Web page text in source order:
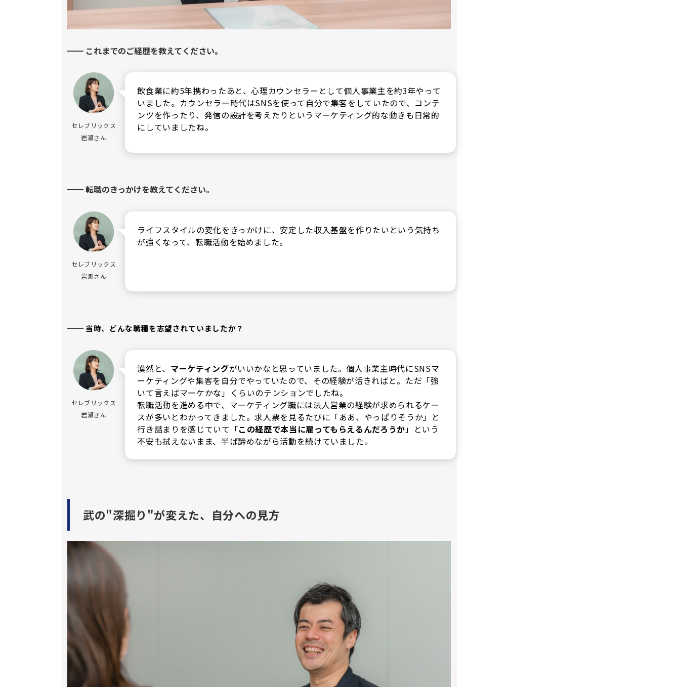
━━ これまでのご経歴を教えてください。
セレブリックス
岩瀬さん
飲食業に約5年携わったあと、心理カウンセラーとして個人事業主を約3年やって
いました。カウンセラー時代はSNSを使って自分で集客をしていたので、コンテ
ンツを作ったり、発信の設計を考えたりというマーケティング的な動きも日常的
にしていましたね。
━━ 転職のきっかけを教えてください。
セレブリックス
岩瀬さん
ライフスタイルの変化をきっかけに、安定した収入基盤を作りたいという気持ち
が強くなって、転職活動を始めました。
━━ 当時、どんな職種を志望されていましたか？
セレブリックス
岩瀬さん
漠然と、 マーケティングがいいかなと思っていました。個人事業主時代にSNSマ
ーケティングや集客を自分でやっていたので、その経験が活きればと。ただ「強
いて言えばマーケかな」くらいのテンションでしたね。
転職活動を進める中で、マーケティング職には法人営業の経験が求められるケー
スが多いとわかってきました。求人票を見るたびに「ああ、やっぱりそうか」と
行き詰まりを感じていて「この経歴で本当に雇ってもらえるんだろうか 」という
不安も拭えないまま、半ば諦めながら活動を続けていました。
武の"深掘り"が変えた、自分への見方